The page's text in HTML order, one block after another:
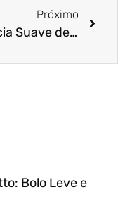
Próximo
Delícia Suave de Chocolate com Ovos Pasteurizados Netto
Bolo Leve e